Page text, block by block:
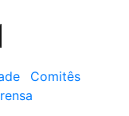
Comitês